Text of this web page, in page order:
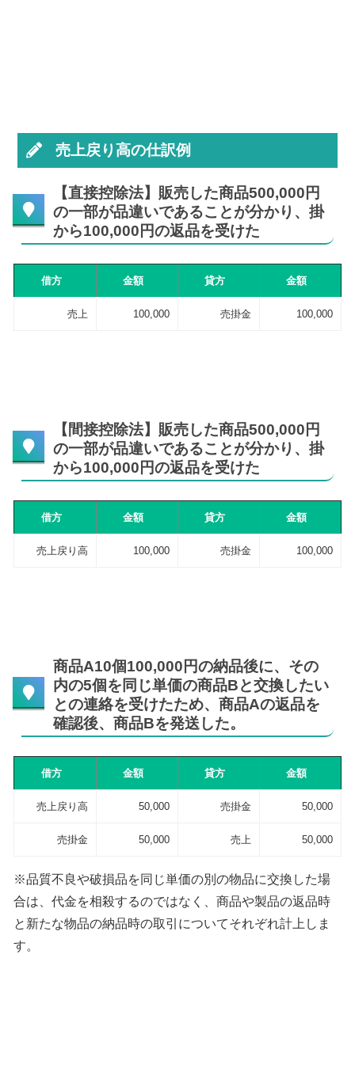
売上戻り高の仕訳例
【直接控除法】販売した商品500,000円
の一部が品違いであることが分かり、掛
から100,000円の返品を受けた
借方 金額 貸方 金額
売上 100,000 売掛金 100,000
【間接控除法】販売した商品500,000円
の一部が品違いであることが分かり、掛
から100,000円の返品を受けた
借方 金額 貸方 金額
売上戻り高 100,000 売掛金 100,000
商品A10個100,000円の納品後に、その
内の5個を同じ単価の商品Bと交換したい
との連絡を受けたため、商品Aの返品を
確認後、商品Bを発送した。
借方 金額 貸方 金額
売上戻り高 50,000 売掛金 50,000
売掛金 50,000 売上 50,000
※品質不良や破損品を同じ単価の別の物品に交換した場
合は、代金を相殺するのではなく、商品や製品の返品時
と新たな物品の納品時の取引についてそれぞれ計上しま
す。